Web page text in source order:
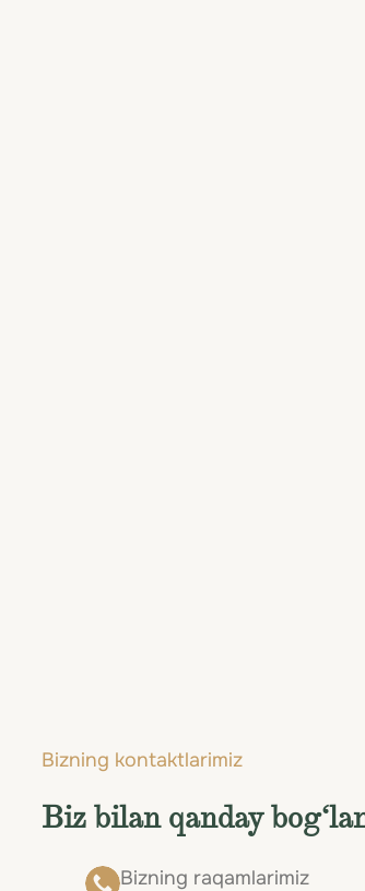
Bizning kontaktlarimiz
Biz bilan qanday
Bizning raqamlarimiz